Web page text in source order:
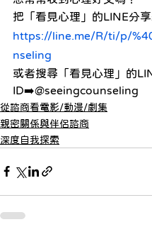
把「看見心理」的LINE分
https://line.me/R/ti/p/
nseling
或者搜尋「看見心理」的
ID➡️@seeingcounseling
從諮商看電影/動漫/劇集
親密關係與伴侶諮商
深度自我探索